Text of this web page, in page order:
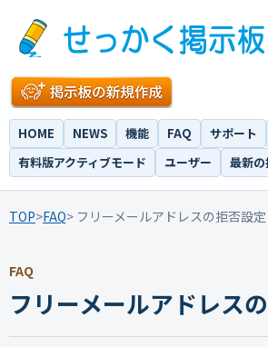
HOME NEWS 機能 FAQ サポート
有料版アクティブモード
ユーザー 最新
TOP>FAQ> フリーメールアドレスの拒否設定
FAQ
フリーメールアドレス